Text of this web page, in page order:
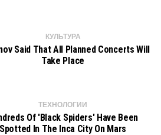
КУЛЬТУРА
Said That All Planned Concerts Will
Take Place
ТЕХНОЛОГИИ
Of 'black Spiders' Have Been
Spotted In The Inca City On Mars